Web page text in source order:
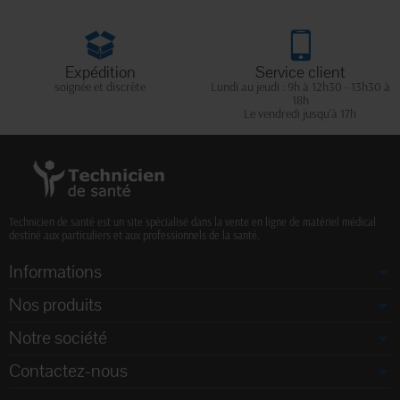
Expédition
soignée et discrète
Service client
Lundi au jeudi : 9h à 12h30 - 13h30 à
18h
Le vendredi jusqu'à 17h
Technicien de santé est un site spécialisé dans la vente en ligne de matériel médical
destiné aux particuliers et aux professionnels de la santé.
Informations
Nos produits
Notre société
Contactez-nous